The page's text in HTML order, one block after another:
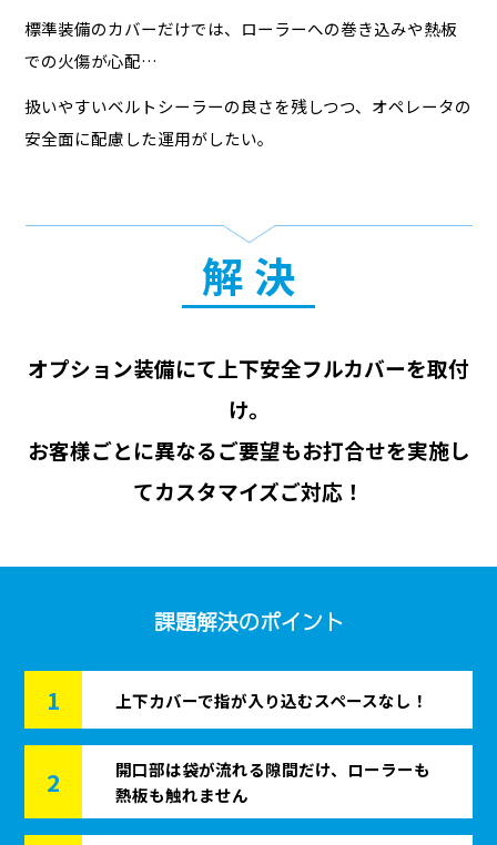
標準装備のカバーだけでは、ローラーへの巻き込みや熱板
での火傷が心配…
扱いやすいベルトシーラーの良さを残しつつ、オペレータの
安全面に配慮した運用がしたい。
解決
オプション装備にて上下安全フルカバーを取付
け。
お客様ごとに異なるご要望もお打合せを実施し
てカスタマイズご対応！
課題解決のポイント
1 上下カバーで指が入り込むスペースなし！
2
開口部は袋が流れる隙間だけ、ローラーも
熱板も触れません